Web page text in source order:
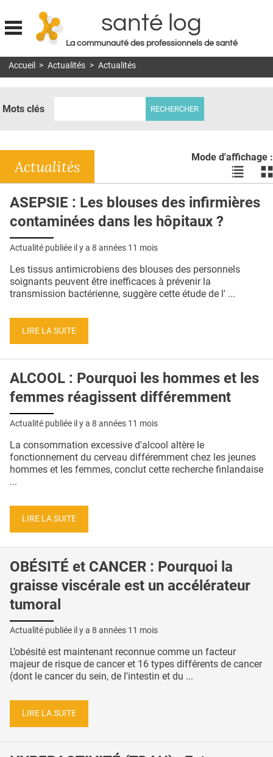
Jump to navigation
santé log
La communauté des professionnels de santé
MON COMPTE
DOSSIERS
RÉSEAUX
E-REVUE SAD
QUI SOMMES-NOUS ?
CONDITIONS GÉNÉRALES
CRÉDITS
Accueil > Actualités > Actualités
Mots clés
Mode d'affichage :
Voir
les
en
les
Actualités
ASEPSIE : Les blouses des infirmières
contaminées dans les hôpitaux ?
Actualité publiée il y a 8 années 11 mois
Les tissus antimicrobiens des blouses des personnels
soignants peuvent être inefficaces à prévenir la
transmission bactérienne, suggère cette étude de l' ...
LIRE LA SUITE
ALCOOL : Pourquoi les hommes et les
femmes réagissent différemment
Actualité publiée il y a 8 années 11 mois
La consommation excessive d'alcool altère le
fonctionnement du cerveau différemment chez les jeunes
hommes et les femmes, conclut cette recherche finlandaise
...
LIRE LA SUITE
OBÉSITÉ et CANCER : Pourquoi la
graisse viscérale est un accélérateur
tumoral
Actualité publiée il y a 8 années 11 mois
L’obésité est maintenant reconnue comme un facteur
majeur de risque de cancer et 16 types différents de cancer
(dont le cancer du sein, de l'intestin et du ...
LIRE LA SUITE